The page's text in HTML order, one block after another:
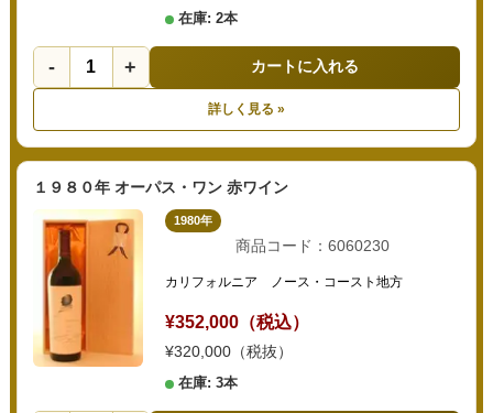
在庫: 2本
- + カートに入れる
詳しく見る »
１９８０年 オーパス・ワン 赤ワイン
1980年
商品コード：6060230
カリフォルニア ノース・コースト地方
¥352,000（税込）
¥320,000（税抜）
在庫: 3本